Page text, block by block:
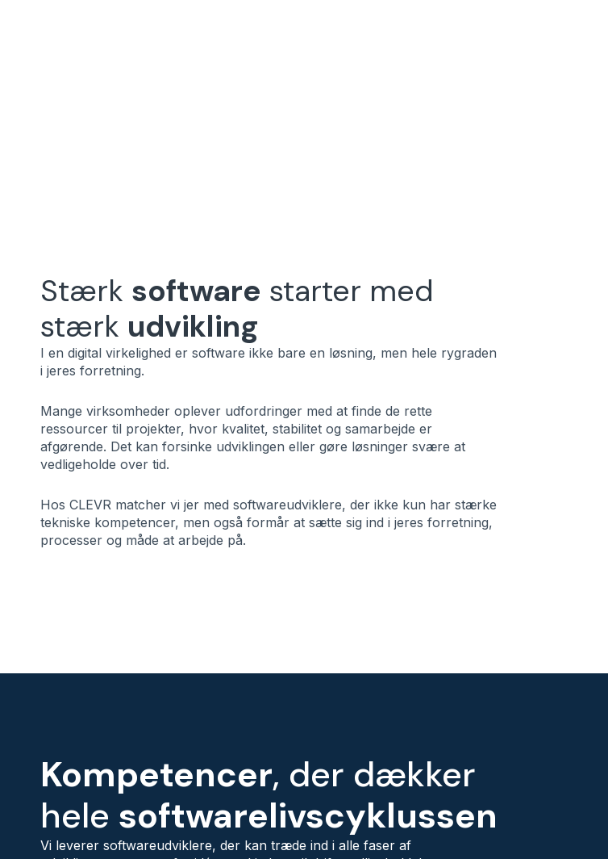
Stærk software starter med
stærk udvikling
I en digital virkelighed er software ikke bare en løsning, men hele rygraden
i jeres forretning.
Mange virksomheder oplever udfordringer med at finde de rette
ressourcer til projekter, hvor kvalitet, stabilitet og samarbejde er
afgørende. Det kan forsinke udviklingen eller gøre løsninger svære at
vedligeholde over tid.
Hos CLEVR matcher vi jer med softwareudviklere, der ikke kun har stærke
tekniske kompetencer, men også formår at sætte sig ind i jeres forretning,
processer og måde at arbejde på.
Kompetencer, der dækker
hele softwarelivscyklussen
Vi leverer softwareudviklere, der kan træde ind i alle faser af